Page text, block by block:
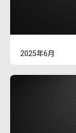
2025年6月